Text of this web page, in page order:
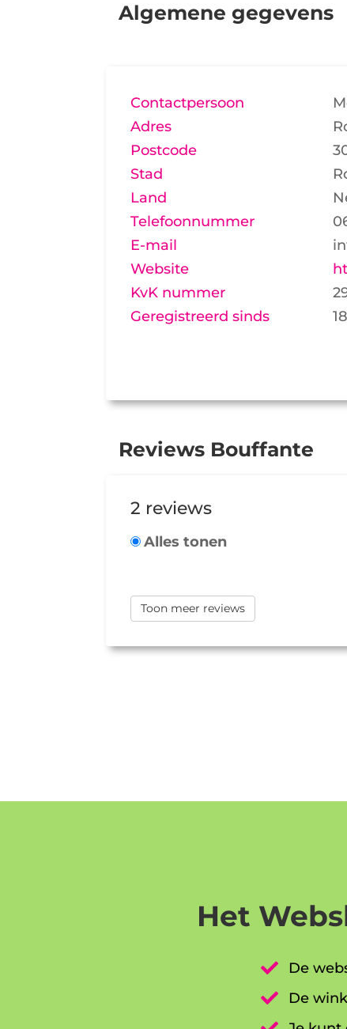
Algemene gegevens
Contactpersoon
Adres
Postcode
Stad
Land
Telefoonnummer
E-mail
Website
KvK nummer
Geregistreerd sinds
Reviews Bouffante
2 reviews
Alles tonen
Toon meer reviews
Het

De

De